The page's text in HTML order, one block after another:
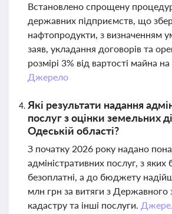
Встановлено спрощену
державних підприємств, що
нафтопродукти, з визначенням
заяв, укладання договорів та
розмірі 3% від вартості майна
Джерело
Які результати надання
послуг з оцінки земельних
Одеській області?
З початку 2026 року надано
адміністративних послуг, з яких
безоплатні, а до бюджету
млн грн за витяги з Державного
кадастру та інші послуги.